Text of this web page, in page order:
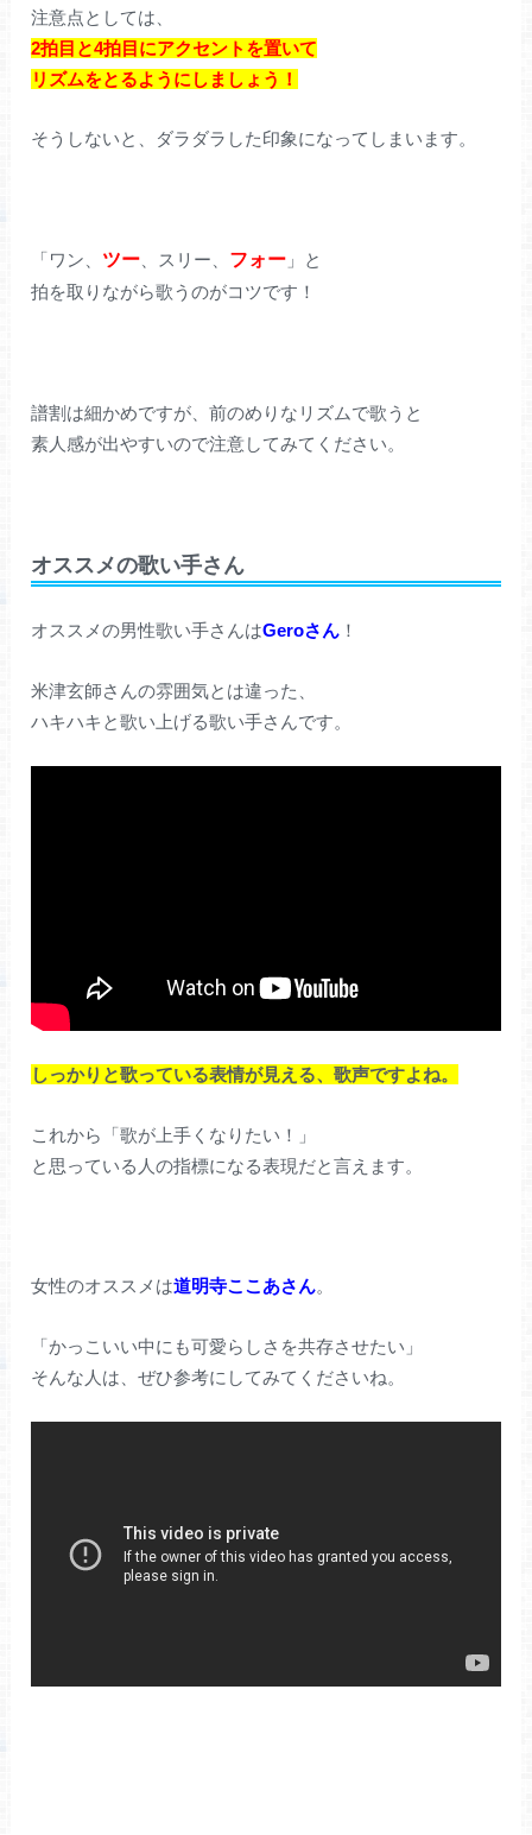
注意点としては、
2拍目と4拍目にアクセントを置いて
リズムをとるようにしましょう！
そうしないと、ダラダラした印象になってしまいます。
「ワン、 ツー、スリー、 フォー 」と
拍を取りながら歌うのがコツです！
譜割は細かめですが、前のめりなリズムで歌うと
素人感が出やすいので注意してみてください。
オススメの歌い手さん
オススメの男性歌い手さんはGeroさん ！
米津玄師さんの雰囲気とは違った、
ハキハキと歌い上げる歌い手さんです。
しっかりと歌っている表情が見える、歌声ですよね。
これから「歌が上手くなりたい！」
と思っている人の指標になる表現だと言えます。
女性のオススメは道明寺ここあさん。
「かっこいい中にも可愛らしさを共存させたい」
そんな人は、ぜひ参考にしてみてくださいね。